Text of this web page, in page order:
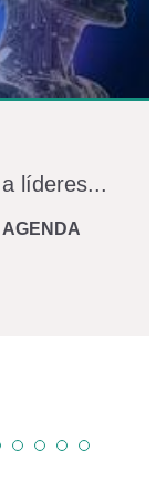
líderes...
AGENDA